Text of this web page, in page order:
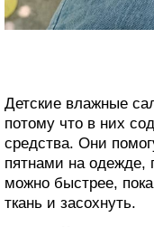
Детские влажные
потому что в них
средства. Они
пятнами на одежде,
можно быстрее,
ткань и засохнуть.